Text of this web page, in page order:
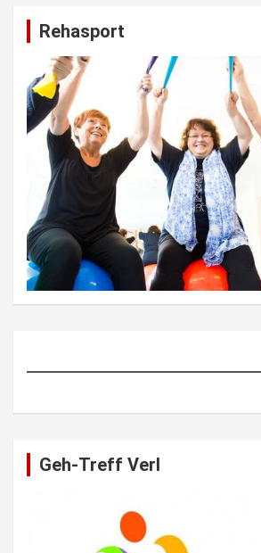
Rehasport
Geh-Treff Verl